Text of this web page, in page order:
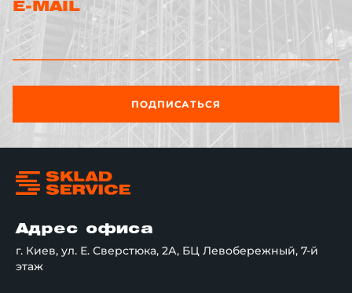
E-MAIL
ПОДПИСАТЬСЯ
Адрес офиса
г. Киев, ул. Е. Сверстюка, 2А, БЦ Левобережный, 7-й
этаж